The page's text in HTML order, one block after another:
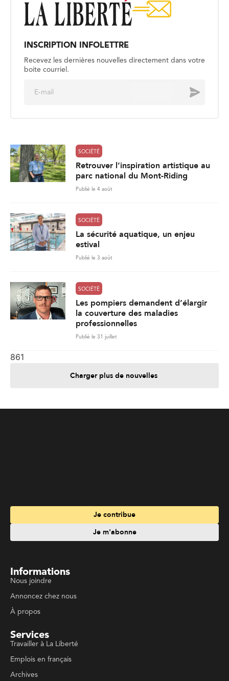
INSCRIPTION INFOLETTRE
Recevez les dernières nouvelles directement dans votre
boite courriel.
Envoyer
SOCIÉTÉ
Retrouver l’inspiration artistique au
parc national du Mont-Riding
Publié le 4 août
SOCIÉTÉ
La sécurité aquatique, un enjeu
estival
Publié le 3 août
SOCIÉTÉ
Les pompiers demandent d’élargir
la couverture des maladies
professionnelles
Publié le 31 juillet
861
Charger plus de nouvelles
Informations
Services
Travailler à La Liberté
Emplois en français
Suivez La Liberté